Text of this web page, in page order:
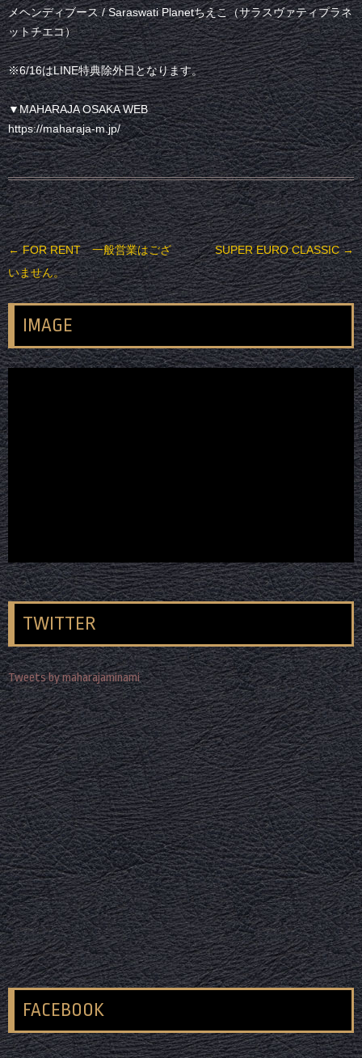
メヘンディブース / Saraswati Planetちえこ（サラスヴァティプラネ
ットチエコ）
※6/16はLINE特典除外日となります。
▼MAHARAJA OSAKA WEB
https://maharaja-m.jp/
投稿ナビゲーション
←FOR RENT 一般営業はござ
いません。
SUPER EURO CLASSIC→
IMAGE
TWITTER
Tweets by maharajaminami
FACEBOOK